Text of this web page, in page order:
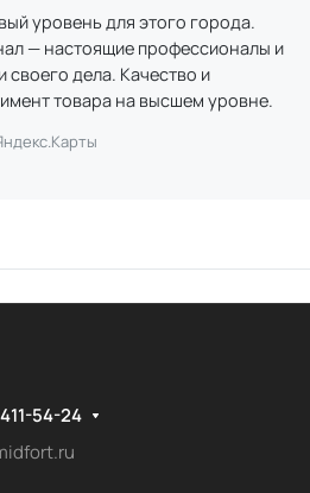
уровень для этого города.
— настоящие профессионалы и
своего дела. Качество и
товара на высшем уровне.
54-24